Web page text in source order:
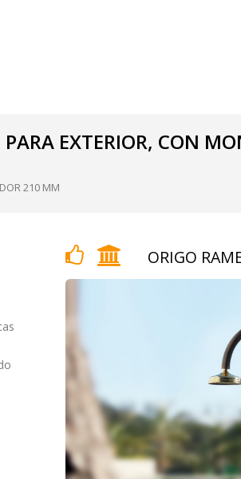
EXTERIOR, CON
210 MM
ORIGO